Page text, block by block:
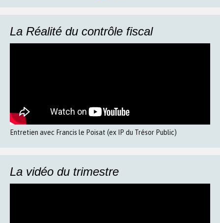
La Réalité du contrôle fiscal
Entretien avec Francis le Poisat (ex IP du Trésor Public)
La vidéo du trimestre